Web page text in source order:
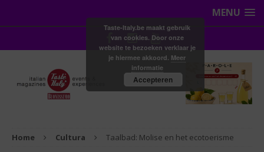
MENU
Home Cultura Taalbad: Molise en het ecotoerisme
Taste-Italy.be maakt gebruik
van cookies. Door onze
website te bezoeken verklaar je
je hiermee akkoord. Meer
informatie
Accepteren